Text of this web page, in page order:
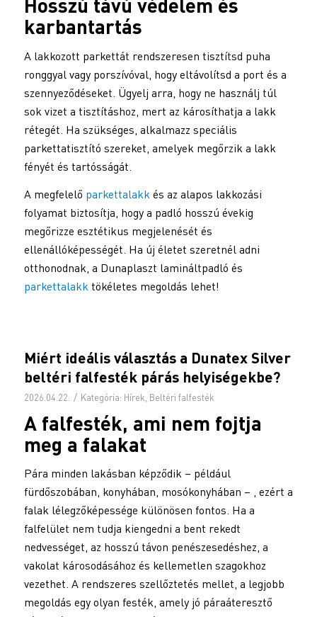
Hosszú távú védelem és
karbantartás
A lakkozott parkettát rendszeresen tisztítsd puha
ronggyal vagy porszívóval, hogy eltávolítsd a port és a
szennyeződéseket. Ügyelj arra, hogy ne használj túl
sok vizet a tisztításhoz, mert az károsíthatja a lakk
rétegét. Ha szükséges, alkalmazz speciális
parkettatisztító szereket, amelyek megőrzik a lakk
fényét és tartósságát.
A megfelelő parkettalakkés az alapos lakkozási
folyamat biztosítja, hogy a padló hosszú évekig
megőrizze esztétikus megjelenését és
ellenállóképességét. Ha új életet szeretnél adni
otthonodnak, a Dunaplaszt lamináltpadló és
parkettalakktökéletes megoldás lehet!
Miért ideális választás a Dunatex Silver
beltéri falfesték párás helyiségekbe?
2026.04.22. / Kategória: Hírek Beltéri falfesték
A falfesték, ami nem fojtja
meg a falakat
Pára minden lakásban képződik – például
fürdőszobában, konyhában, mosókonyhában – , ezért a
falak lélegzőképessége különösen fontos. Ha a
falfelület nem tudja kiengedni a bent rekedt
nedvességet, az hosszú távon penészesedéshez, a
vakolat károsodásához és kellemetlen szagokhoz
vezethet. A rendszeres szellőztetés mellet, a legjobb
megoldás egy olyan festék, amely jó páraáteresztő